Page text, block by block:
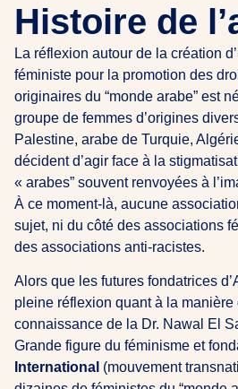
Histoire de
La réflexion autour de la création
féministe pour la promotion des
originaires du “monde arabe” est
groupe de femmes d’origines
Palestine, arabe de Turquie,
décident d’agir face à la
« arabes” souvent renvoyées à
À ce moment-là, aucune
sujet, ni du côté des associations
des associations anti-racistes.
Alors que les futures fondatrices
pleine réflexion quant à la manière
connaissance de la Dr. Nawal El
Grande figure du féminisme et
International (mouvement